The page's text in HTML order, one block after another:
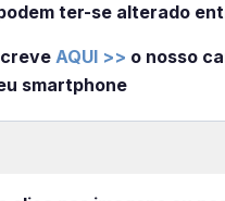
ter-se alterado
AQUI >> o nosso
smartphone